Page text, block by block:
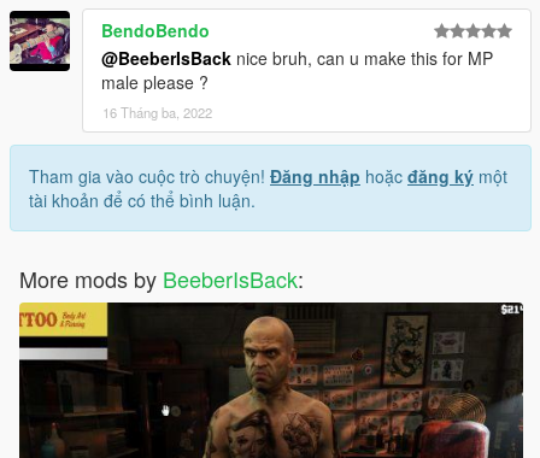
BendoBendo
@BeeberIsBack nice bruh, can u make this for MP
male please ?
16 Tháng ba, 2022
Tham gia vào cuộc trò chuyện! Đăng nhập hoặc đăng ký một
tài khoản để có thể bình luận.
More mods by BeeberIsBack: